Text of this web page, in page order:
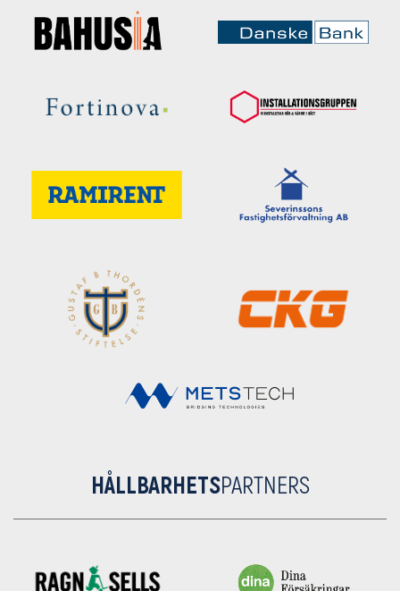
HÅLLBARHETSPARTNERS